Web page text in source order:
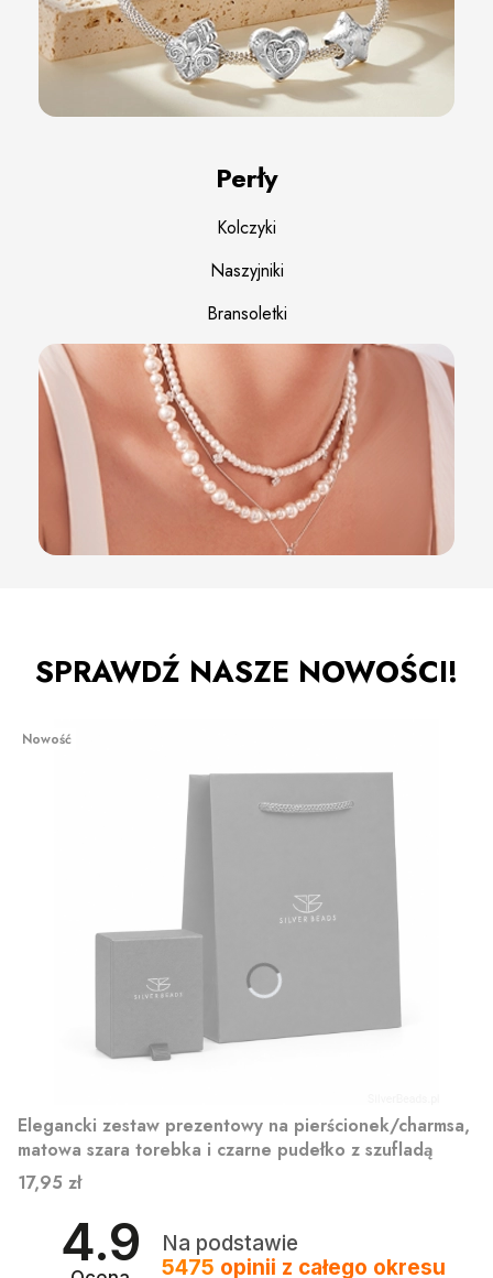
Perły
Kolczyki
Naszyjniki
Bransoletki
SPRAWDŹ NASZE NOWOŚCI!
Nowość
Elegancki zestaw prezentowy na pierścionek/charmsa,
matowa szara torebka i czarne pudełko z szufladą
Cena
17,95 zł
4.9
Na podstawie
5475 opinii z całego okresu